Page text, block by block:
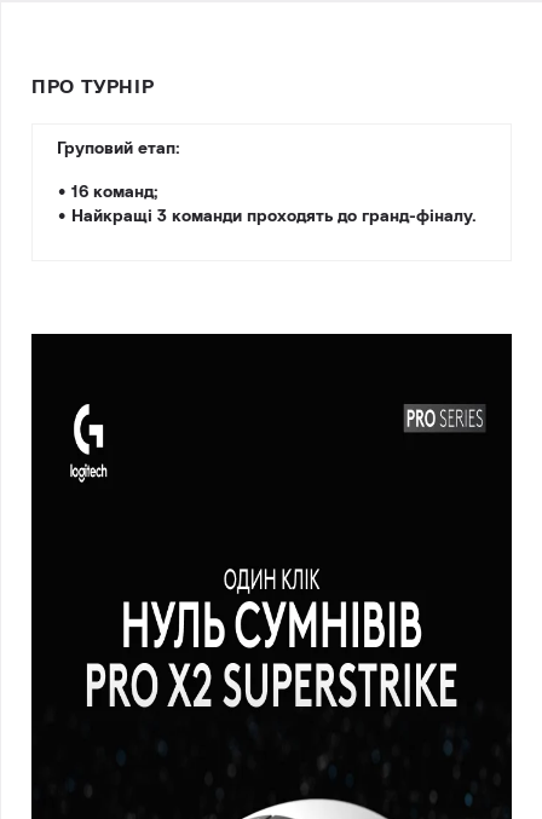
ПРО ТУРНІР
Груповий етап:
• 16 команд;
• Найкращі 3 команди проходять до гранд-фіналу.